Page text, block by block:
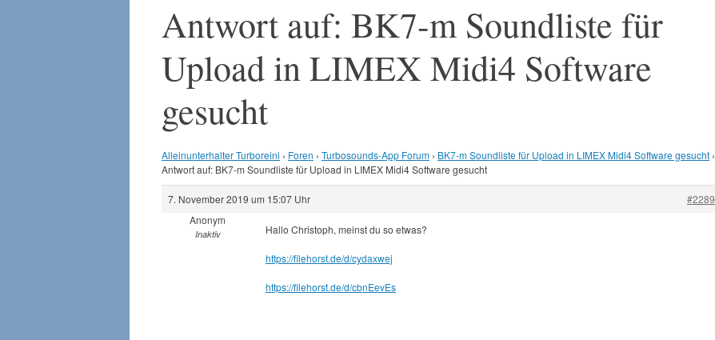
Antwort auf: BK7-m Soundliste für
Upload in LIMEX Midi4 Software
gesucht
Alleinunterhalter Turboreini › Foren › Turbosounds-App Forum › BK7-m Soundliste für Upload in LIMEX Midi4 Software gesucht ›
Antwort auf: BK7-m Soundliste für Upload in LIMEX Midi4 Software gesucht
7. November 2019 um 15:07 Uhr
#2289
Anonym
Inaktiv Hallo Christoph, meinst du so etwas?
https://filehorst.de/d/cydaxwej
https://filehorst.de/d/cbnEevEs